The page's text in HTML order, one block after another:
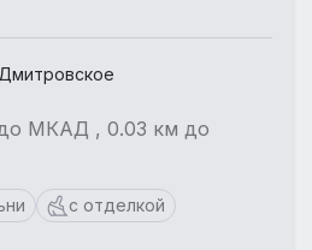
МКАД , 0.03 км до
с отделкой